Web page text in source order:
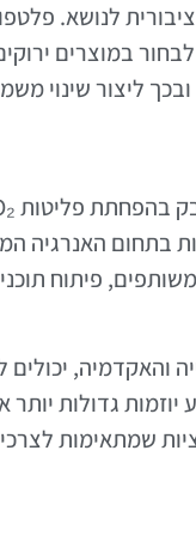
לנושא.
במוצרים
ליצור שינוי
בתחום האנרגיה
פיתוח
והאקדמיה, יכולים
גדולות
שמתאימות